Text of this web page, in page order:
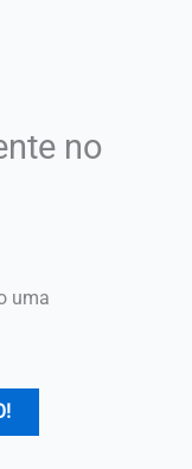
no
uma